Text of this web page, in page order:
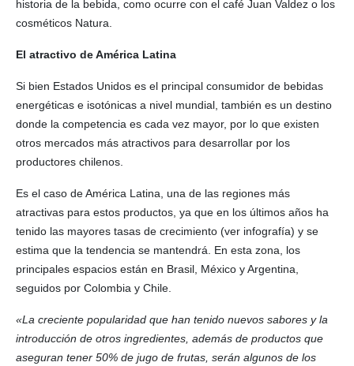
historia de la bebida, como ocurre con el café Juan Valdez o los
cosméticos Natura.
El atractivo de América Latina
Si bien Estados Unidos es el principal consumidor de bebidas
energéticas e isotónicas a nivel mundial, también es un destino
donde la competencia es cada vez mayor, por lo que existen
otros mercados más atractivos para desarrollar por los
productores chilenos.
Es el caso de América Latina, una de las regiones más
atractivas para estos productos, ya que en los últimos años ha
tenido las mayores tasas de crecimiento (ver infografía) y se
estima que la tendencia se mantendrá. En esta zona, los
principales espacios están en Brasil, México y Argentina,
seguidos por Colombia y Chile.
«La creciente popularidad que han tenido nuevos sabores y la
introducción de otros ingredientes, además de productos que
aseguran tener 50% de jugo de frutas, serán algunos de los